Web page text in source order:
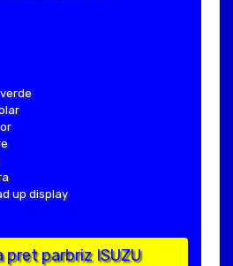
up display
parbriz ISUZU